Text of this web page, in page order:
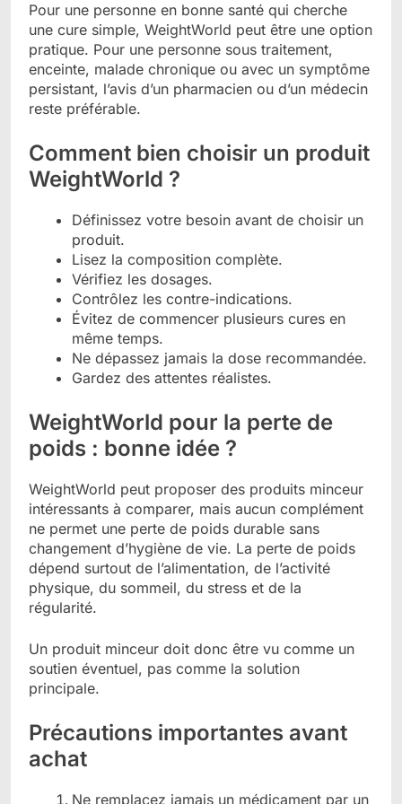
Pour une personne en bonne santé qui cherche
une cure simple, WeightWorld peut être une option
pratique. Pour une personne sous traitement,
enceinte, malade chronique ou avec un symptôme
persistant, l’avis d’un pharmacien ou d’un médecin
reste préférable.
Comment bien choisir un produit
WeightWorld ?
Définissez votre besoin avant de choisir un
produit.
Lisez la composition complète.
Vérifiez les dosages.
Contrôlez les contre-indications.
Évitez de commencer plusieurs cures en
même temps.
Ne dépassez jamais la dose recommandée.
Gardez des attentes réalistes.
WeightWorld pour la perte de
poids : bonne idée ?
WeightWorld peut proposer des produits minceur
intéressants à comparer, mais aucun complément
ne permet une perte de poids durable sans
changement d’hygiène de vie. La perte de poids
dépend surtout de l’alimentation, de l’activité
physique, du sommeil, du stress et de la
régularité.
Un produit minceur doit donc être vu comme un
soutien éventuel, pas comme la solution
principale.
Précautions importantes avant
achat
Ne remplacez jamais un médicament par un